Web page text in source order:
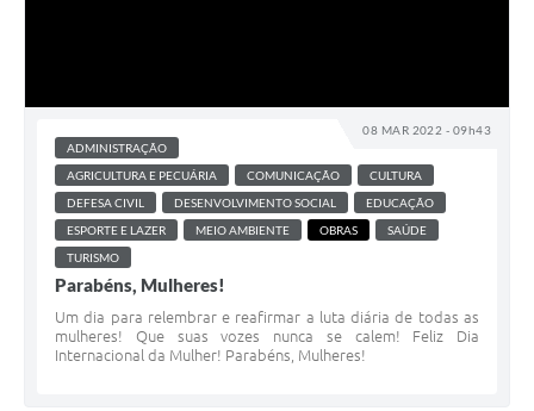
08 MAR 2022 - 09h43
ADMINISTRAÇÃO
AGRICULTURA E PECUÁRIA
COMUNICAÇÃO
CULTURA
DEFESA CIVIL
DESENVOLVIMENTO SOCIAL
EDUCAÇÃO
ESPORTE E LAZER
MEIO AMBIENTE OBRAS
SAÚDE
TURISMO
Parabéns, Mulheres!
Um dia para relembrar e reafirmar a luta diária de todas as
mulheres! Que suas vozes nunca se calem! Feliz Dia
Internacional da Mulher! Parabéns, Mulheres!